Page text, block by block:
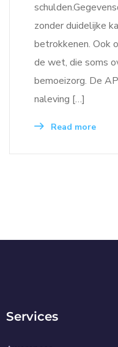
zonder duidelijke
betrokkenen. Ook
de wet, die soms
bemoeizorg. De
naleving […]
Read more
Services